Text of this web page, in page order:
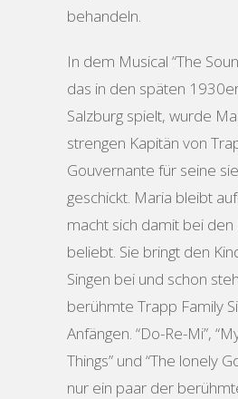
behandeln.
In dem Musical “The
das in den späten
Salzburg spielt, wurde
strengen Kapitän von
Gouvernante für seine
geschickt. Maria bleibt
macht sich damit bei den
beliebt. Sie bringt den
Singen bei und schon
berühmte Trapp Family
Anfängen. “Do-Re-Mi”,
Things” und “The lonely
nur ein paar der